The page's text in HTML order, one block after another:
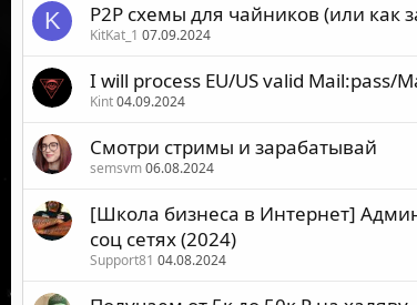
K P2P схемы для чайников (или как
KitKat_1 07.09.2024
I will process EU/US valid Mail:pass/
Kint04.09.2024
Смотри стримы и зарабатывай
semsvm06.08.2024
[Школа бизнеса в Интернет]
соц сетях (2024)
Support81 04.08.2024